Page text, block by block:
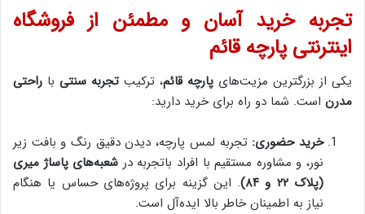
تجربه خرید آسان و مطمئن از فروشگاه
اینترنتی پارچه قائم
یکی از بزرگترین مزیت‌های پارچه قائم، ترکیب تجربه سنتی با راحتی
مدرن است. شما دو راه برای خرید دارید:
خرید حضوری: تجربه لمس پارچه، دیدن دقیق رنگ و بافت زیر
نور، و مشاوره مستقیم با افراد باتجربه در شعبه‌های پاساژ میری
(پلاک ۲۲ و ۸۴)
. این گزینه برای پروژه‌های حساس یا هنگام
نیاز به اطمینان خاطر بالا ایده‌آل است.